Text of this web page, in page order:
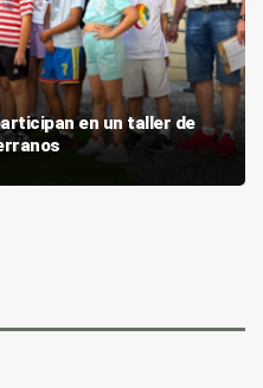
en un taller de